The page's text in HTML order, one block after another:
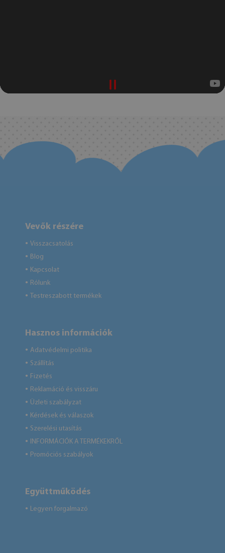
Vevők részére
● Visszacsatolás
● Blog
● Kapcsolat
● Rólunk
● Testreszabott termékek
Hasznos információk
● Adatvédelmi politika
● Szállítás
● Fizetés
● Reklamáció és visszáru
● Üzleti szabályzat
● Kérdések és válaszok
● Szerelési utasítás
● INFORMÁCIÓK A TERMÉKEKRŐL
● Promóciós szabályok
Együttműködés
● Legyen forgalmazó